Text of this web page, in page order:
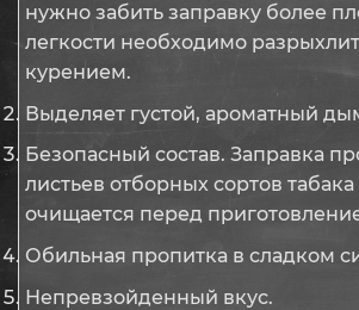
нужно забить заправку более
легкости необходимо
курением.
Выделяет густой, ароматный
Безопасный состав. Заправка
листьев отборных сортов
очищается перед
Обильная пропитка в сладком
Непревзойденный вкус.